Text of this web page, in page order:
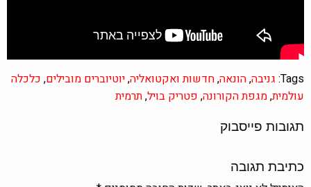
Tags: גניבה,הונאה,חדשות ואקטואליה,יוטיוברים מובילים, כלכלה
עולמית,מגפת הקורונה, פטריק בויל,תרמית
תגובות פייסבוק
כתיבת תגובה